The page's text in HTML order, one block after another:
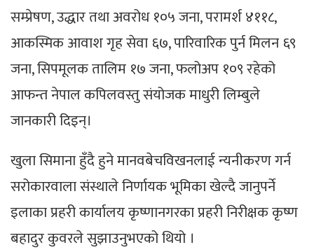
सम्प्रेषण, उद्धार तथा अवरोध १०५ जना, परामर्श ४११८,
आकस्मिक आवाश गृह सेवा ६७, पारिवारिक पुर्न मिलन ६९
जना, सिपमूलक तालिम १७ जना, फलोअप १०९ रहेको
आफन्त नेपाल कपिलवस्तु संयोजक माधुरी लिम्बुले
जानकारी दिइन्।
खुला सिमाना हुँदै हुने मानवबेचविखनलाई न्यनीकरण गर्न
सरोकारवाला संस्थाले निर्णायक भूमिका खेल्दै जानुपर्ने
इलाका प्रहरी कार्यालय कृष्णानगरका प्रहरी निरीक्षक कृष्ण
बहादुर कुवरले सुझाउनुभएको थियो ।